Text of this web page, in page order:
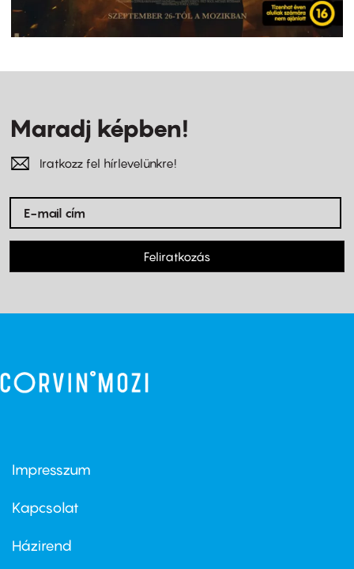
Maradj képben!
Iratkozz fel hírlevelünkre!
Feliratkozás
Footer
first
Impresszum
Kapcsolat
Footer
Házirend